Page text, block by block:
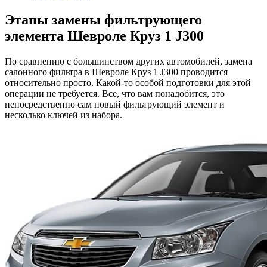
Этапы замены фильтрующего
элемента Шевроле Круз 1 J300
По сравнению с большинством других автомобилей, замена
салонного фильтра в Шевроле Круз 1 J300 проводится
относительно просто. Какой-то особой подготовки для этой
операции не требуется. Все, что вам понадобится, это
непосредственно сам новый фильтрующий элемент и
несколько ключей из набора.